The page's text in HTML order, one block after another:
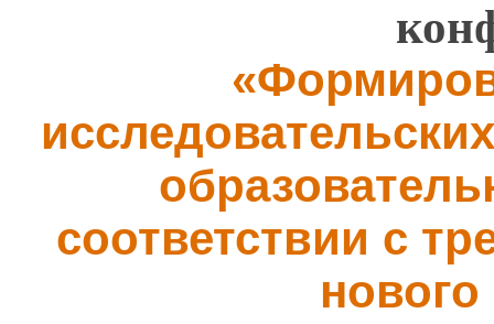
соответствии с